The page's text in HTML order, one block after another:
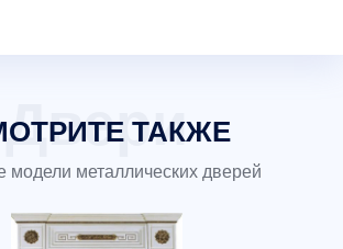
ТАКЖЕ
модели металлических дверей